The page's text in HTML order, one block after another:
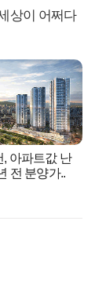
상이 어쩌다
, 아파트값 난
전 분양가..